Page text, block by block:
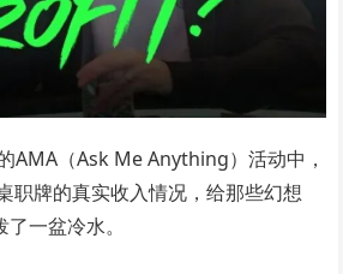
AMA（Ask Me Anything）活动中，
职牌的真实收入情况，给那些幻想
一盆冷水。